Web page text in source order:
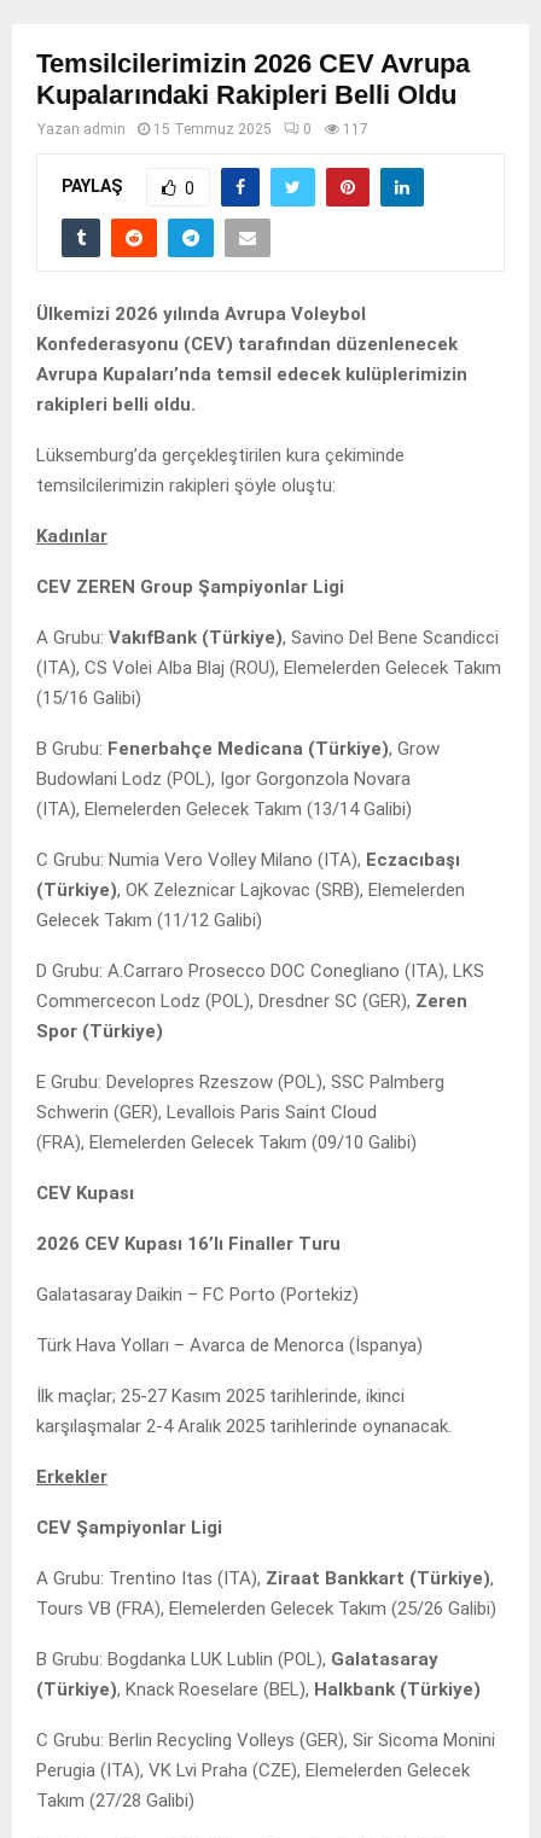
Temsilcilerimizin 2026 CEV Avrupa
Kupalarındaki Rakipleri Belli Oldu
Yazan admin 15 Temmuz 2025 0 117
PAYLAŞ 0
Ülkemizi 2026 yılında Avrupa Voleybol
Konfederasyonu (CEV) tarafından düzenlenecek
Avrupa Kupaları’nda temsil edecek kulüplerimizin
rakipleri belli oldu.
Lüksemburg’da gerçekleştirilen kura çekiminde
temsilcilerimizin rakipleri şöyle oluştu:
Kadınlar
CEV ZEREN Group Şampiyonlar Ligi
A Grubu: VakıfBank (Türkiye), Savino Del Bene Scandicci
(ITA), CS Volei Alba Blaj (ROU), Elemelerden Gelecek Takım
(15/16 Galibi)
B Grubu: Fenerbahçe Medicana (Türkiye), Grow
Budowlani Lodz (POL), Igor Gorgonzola Novara
(ITA), Elemelerden Gelecek Takım (13/14 Galibi)
C Grubu: Numia Vero Volley Milano (ITA), Eczacıbaşı
(Türkiye), OK Zeleznicar Lajkovac (SRB), Elemelerden
Gelecek Takım (11/12 Galibi)
D Grubu: A.Carraro Prosecco DOC Conegliano (ITA), LKS
Commercecon Lodz (POL), Dresdner SC (GER), Zeren
Spor (Türkiye)
E Grubu: Developres Rzeszow (POL), SSC Palmberg
Schwerin (GER), Levallois Paris Saint Cloud
(FRA), Elemelerden Gelecek Takım (09/10 Galibi)
CEV Kupası
2026 CEV Kupası 16’lı Finaller Turu
Galatasaray Daikin – FC Porto (Portekiz)
Türk Hava Yolları – Avarca de Menorca (İspanya)
İlk maçlar; 25-27 Kasım 2025 tarihlerinde, ikinci
karşılaşmalar 2-4 Aralık 2025 tarihlerinde oynanacak.
Erkekler
CEV Şampiyonlar Ligi
A Grubu: Trentino Itas (ITA), Ziraat Bankkart (Türkiye),
Tours VB (FRA), Elemelerden Gelecek Takım (25/26 Galibi)
B Grubu: Bogdanka LUK Lublin (POL), Galatasaray
(Türkiye), Knack Roeselare (BEL), Halkbank (Türkiye)
C Grubu: Berlin Recycling Volleys (GER), Sir Sicoma Monini
Perugia (ITA), VK Lvi Praha (CZE), Elemelerden Gelecek
Takım (27/28 Galibi)